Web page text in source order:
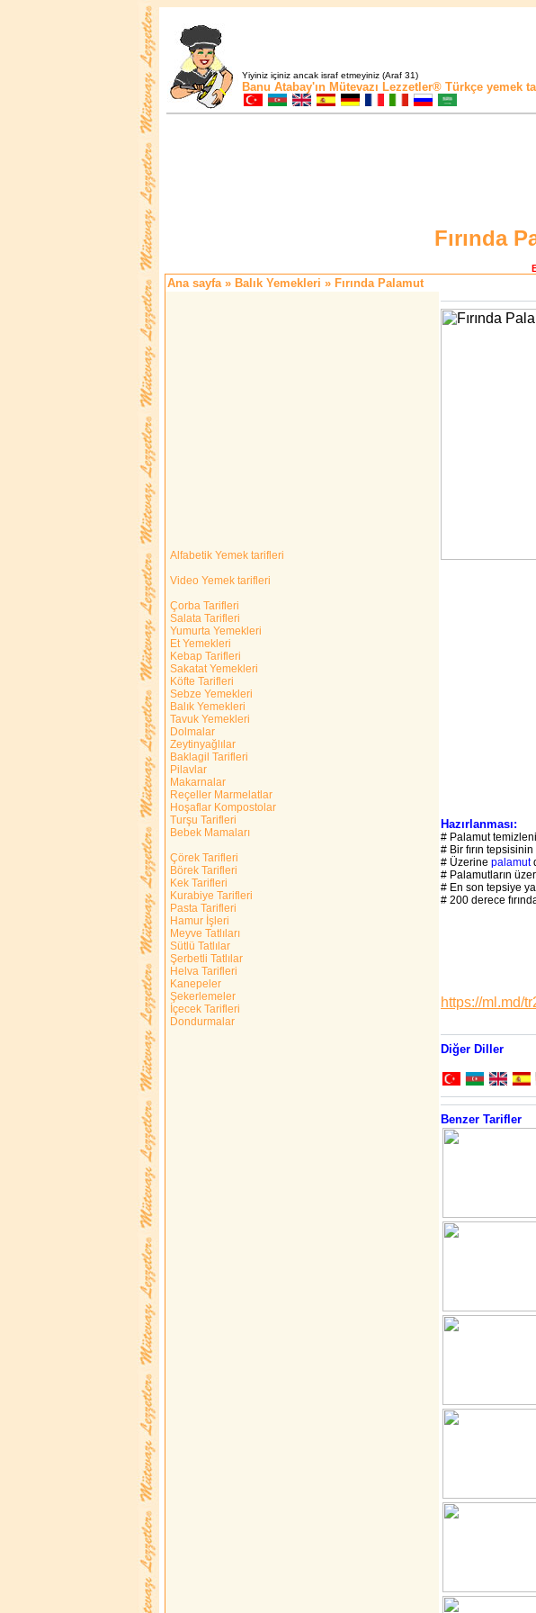
Yiyiniz içiniz ancak israf etmeyiniz (Araf 31)
Banu Atabay'ın Mütevazı Lezzetler® Türkçe yemek
Fırında
Ana sayfa» Balık Yemekleri » Fırında Palamut
Alfabetik Yemek tarifleri
Video Yemek tarifleri
Çorba Tarifleri
Salata Tarifleri
Yumurta Yemekleri
Et Yemekleri
Kebap Tarifleri
Sakatat Yemekleri
Köfte Tarifleri
Sebze Yemekleri
Balık Yemekleri
Tavuk Yemekleri
Dolmalar
Zeytinyağlılar
Baklagil Tarifleri
Pilavlar
Makarnalar
Reçeller Marmelatlar
Hoşaflar Kompostolar
Turşu Tarifleri
Bebek Mamaları
Çörek Tarifleri
Börek Tarifleri
Kek Tarifleri
Kurabiye Tarifleri
Pasta Tarifleri
Hamur İşleri
Meyve Tatlıları
Sütlü Tatlılar
Şerbetli Tatlılar
Helva Tarifleri
Kanepeler
Şekerlemeler
İçecek Tarifleri
Dondurmalar
Hazırlanması:
# Palamut
# Bir fırın
# Üzerine palamut
# Palamutların
# En son tepsiye
# 200 derece
https://ml.md/
Diğer Diller
Benzer Tarifler